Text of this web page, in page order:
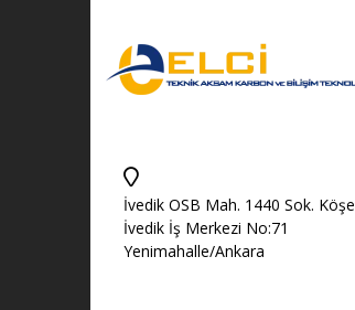
İvedik OSB Mah. 1440 Sok. Köşe
İvedik İş Merkezi No:71
Yenimahalle/Ankara